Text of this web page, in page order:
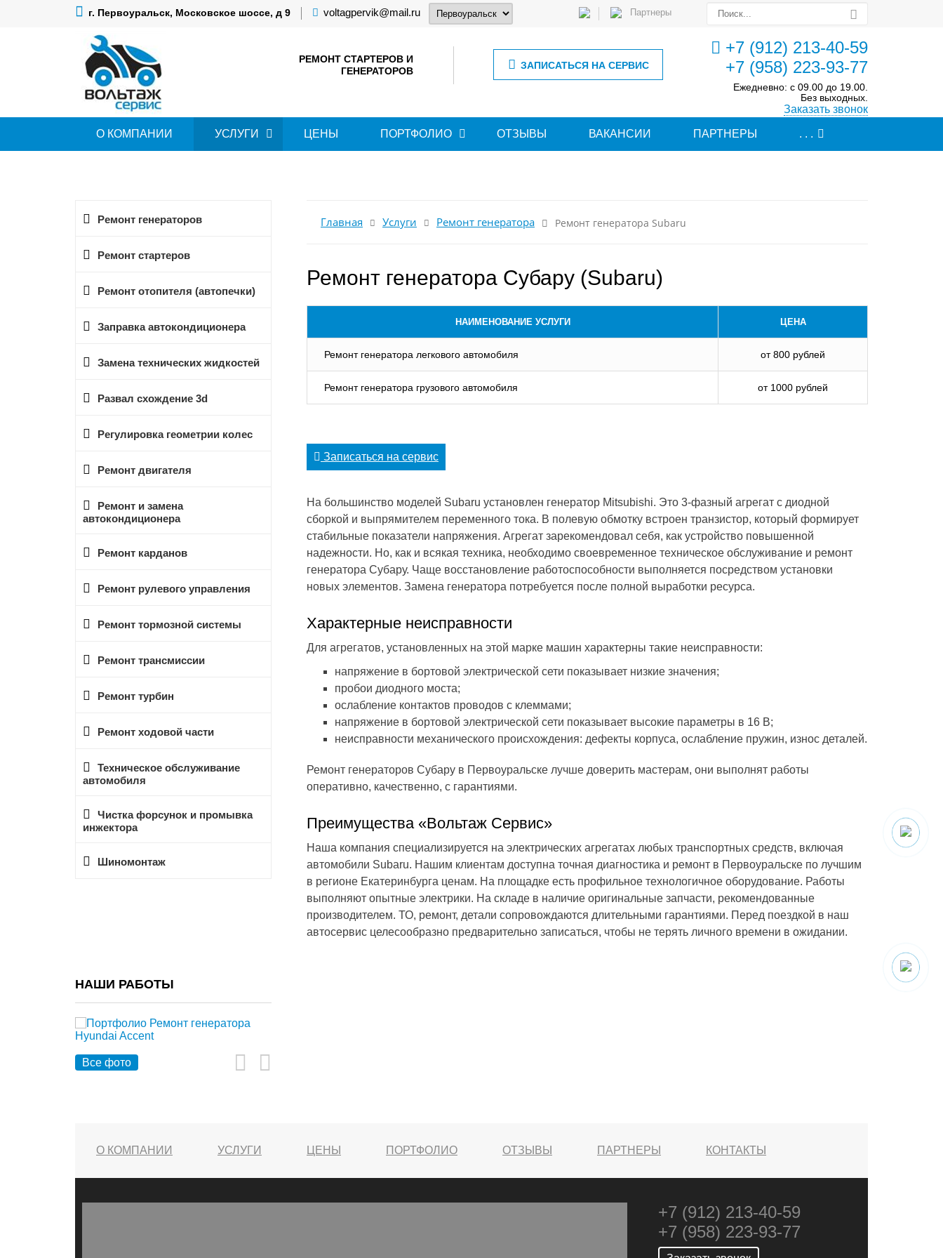
г. Первоуральск, Московское шоссе, д 9 voltagpervik@mail.ru Партнеры
+7 (912) 213-40-59
+7 (958) 223-93-77
Ежедневно: с 09.00 до 19.00.
Без выходных.
Заказать звонок
ЗАПИСАТЬСЯ НА СЕРВИС
РЕМОНТ СТАРТЕРОВ И
ГЕНЕРАТОРОВ
О КОМПАНИИ УСЛУГИ ЦЕНЫ ПОРТФОЛИО ОТЗЫВЫ ВАКАНСИИ ПАРТНЕРЫ . . .
Ремонт генераторов
Ремонт стартеров
Ремонт отопителя (автопечки)
Заправка автокондиционера
Замена технических жидкостей
Развал схождение 3d
Регулировка геометрии колес
Ремонт двигателя
Ремонт и замена
автокондиционера
Ремонт карданов
Ремонт рулевого управления
Ремонт тормозной системы
Ремонт трансмиссии
Ремонт турбин
Ремонт ходовой части
Техническое обслуживание
автомобиля
Чистка форсунок и промывка
инжектора
Шиномонтаж
НАШИ РАБОТЫ
Все фото
Главная Услуги Ремонт генератора Ремонт генератора Subaru
Ремонт генератора Субару (Subaru)
НАИМЕНОВАНИЕ УСЛУГИ ЦЕНА
Ремонт генератора легкового автомобиля от 800 рублей
Ремонт генератора грузового автомобиля от 1000 рублей
Записаться на сервис
На большинство моделей Subaru установлен генератор Mitsubishi. Это 3-фазный агрегат с диодной
сборкой и выпрямителем переменного тока. В полевую обмотку встроен транзистор, который формирует
стабильные показатели напряжения. Агрегат зарекомендовал себя, как устройство повышенной
надежности. Но, как и всякая техника, необходимо своевременное техническое обслуживание и ремонт
генератора Субару. Чаще восстановление работоспособности выполняется посредством установки
новых элементов. Замена генератора потребуется после полной выработки ресурса.
Характерные неисправности
Для агрегатов, установленных на этой марке машин характерны такие неисправности:
напряжение в бортовой электрической сети показывает низкие значения;
пробои диодного моста;
ослабление контактов проводов с клеммами;
напряжение в бортовой электрической сети показывает высокие параметры в 16 В;
неисправности механического происхождения: дефекты корпуса, ослабление пружин, износ деталей.
Ремонт генераторов Субару в Первоуральске лучше доверить мастерам, они выполнят работы
оперативно, качественно, с гарантиями.
Преимущества «Вольтаж Сервис»
Наша компания специализируется на электрических агрегатах любых транспортных средств, включая
автомобили Subaru. Нашим клиентам доступна точная диагностика и ремонт в Первоуральске по лучшим
в регионе Екатеринбурга ценам. На площадке есть профильное технологичное оборудование. Работы
выполняют опытные электрики. На складе в наличие оригинальные запчасти, рекомендованные
производителем. ТО, ремонт, детали сопровождаются длительными гарантиями. Перед поездкой в наш
автосервис целесообразно предварительно записаться, чтобы не терять личного времени в ожидании.
О КОМПАНИИ УСЛУГИ ЦЕНЫ ПОРТФОЛИО ОТЗЫВЫ ПАРТНЕРЫ КОНТАКТЫ
+7 (912) 213-40-59
+7 (958) 223-93-77